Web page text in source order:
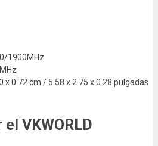
1900MHz
x 0.72 cm / 5.58 x 2.75 x 0.28 pulgadas
VKWORLD